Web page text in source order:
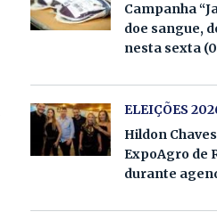
Campanha
doe sangue,
nesta sexta
ELEIÇÕES
Hildon
ExpoAgro de
durante